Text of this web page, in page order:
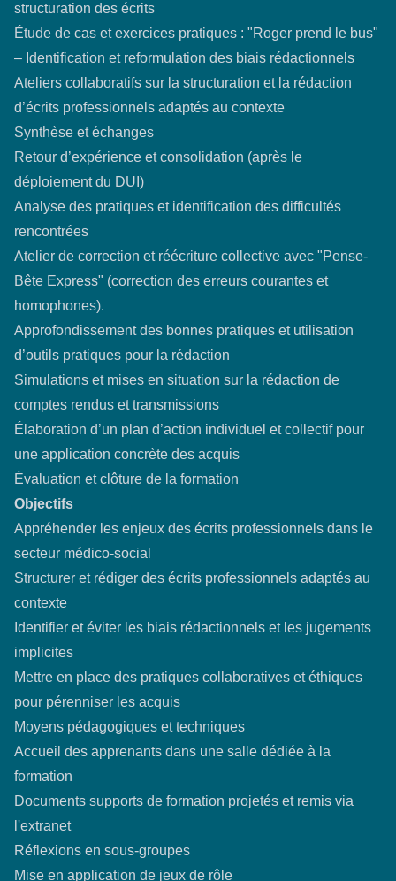
structuration des écrits
Étude de cas et exercices pratiques : "Roger prend le bus"
– Identification et reformulation des biais rédactionnels
Ateliers collaboratifs sur la structuration et la rédaction
d’écrits professionnels adaptés au contexte
Synthèse et échanges
Retour d’expérience et consolidation (après le
déploiement du DUI)
Analyse des pratiques et identification des difficultés
rencontrées
Atelier de correction et réécriture collective avec "Pense-
Bête Express" (correction des erreurs courantes et
homophones).
Approfondissement des bonnes pratiques et utilisation
d’outils pratiques pour la rédaction
Simulations et mises en situation sur la rédaction de
comptes rendus et transmissions
Élaboration d’un plan d’action individuel et collectif pour
une application concrète des acquis
Évaluation et clôture de la formation
Objectifs
Appréhender les enjeux des écrits professionnels dans le
secteur médico-social
Structurer et rédiger des écrits professionnels adaptés au
contexte
Identifier et éviter les biais rédactionnels et les jugements
implicites
Mettre en place des pratiques collaboratives et éthiques
pour pérenniser les acquis
Moyens pédagogiques et techniques
Accueil des apprenants dans une salle dédiée à la
formation
Documents supports de formation projetés et remis via
l'extranet
Réflexions en sous-groupes
Mise en application de jeux de rôle